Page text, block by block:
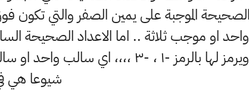
واحد او موجب ثلاثة .. اما الاعداد الصحيحة
ويرمز لها بالرمز -١ ، -٣ ،،،،
شيوعا هي